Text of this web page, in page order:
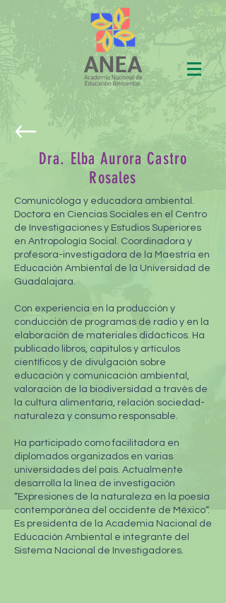
Dra. Elba Aurora Castro
Rosales
Comunicóloga y educadora ambiental.
Doctora en Ciencias Sociales en el Centro
de Investigaciones y Estudios Superiores
en Antropología Social. Coordinadora y
profesora-investigadora de la Maestría en
Educación Ambiental de la Universidad de
Guadalajara.
Con experiencia en la producción y
conducción de programas de radio y en la
elaboración de materiales didácticos. Ha
publicado libros, capítulos y artículos
científicos y de divulgación sobre
educación y comunicación ambiental,
valoración de la biodiversidad a través de
la cultura alimentaria, relación sociedad-
naturaleza y consumo responsable.
Ha participado como facilitadora en
diplomados organizados en varias
universidades del país. Actualmente
desarrolla la línea de investigación
“Expresiones de la naturaleza en la poesía
contemporánea del occidente de México“.
Es presidenta de la Academia Nacional de
Educación Ambiental e integrante del
Sistema Nacional de Investigadores.